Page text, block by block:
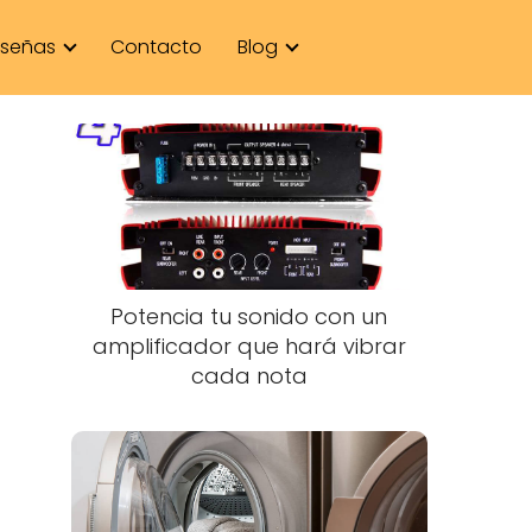
Contacto Blog
Potencia tu sonido con un
amplificador que hará vibrar
cada nota